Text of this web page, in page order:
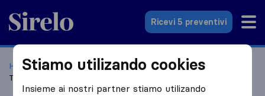
Sirelo.it
Ricevi 5 preventivi
Home Le 10 migliori aziende di traslochi in Italia
Traslochi Paolo Bonato
Stiamo utilizando cookies
Insieme ai nostri partner stiamo utilizando